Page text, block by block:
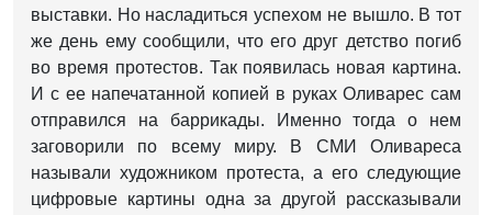
выставки. Но насладиться успехом не вышло. В тот
же день ему сообщили, что его друг детство погиб
во время протестов. Так появилась новая картина.
И с ее напечатанной копией в руках Оливарес сам
отправился на баррикады. Именно тогда о нем
заговорили по всему миру. В СМИ Оливареса
называли художником протеста, а его следующие
цифровые картины одна за другой рассказывали